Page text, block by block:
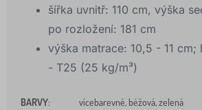
šířka uvnitř: 110 cm, výška
po rozložení: 181 cm
výška matrace: 10,5 - 11 cm;
- T25 (25 kg/m³)
BARVY: vícebarevné, béžová, zelená